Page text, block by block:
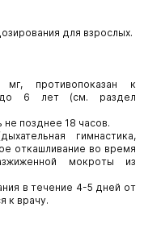
для взрослых.
противопоказан к
6 лет (см. раздел
позднее 18 часов.
гимнастика,
откашливание во время
мокроты из
в течение 4-5 дней от
к врачу.